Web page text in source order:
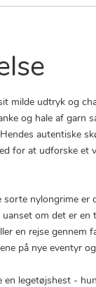
milde udtryk og
og hale af garn
autentiske
for at udforske et
sorte nylongrime er
uanset om det er en
en rejse gennem
på nye eventyr
en legetøjshest -